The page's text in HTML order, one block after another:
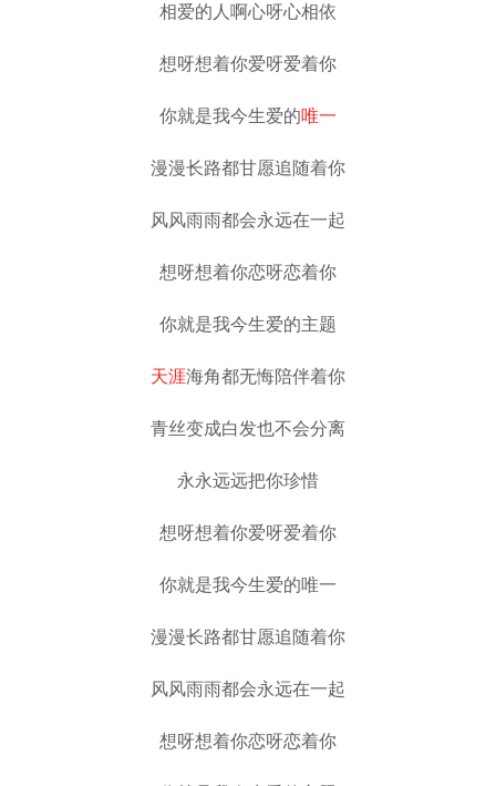
相爱的人啊心呀心相依
想呀想着你爱呀爱着你
你就是我今生爱的唯一
漫漫长路都甘愿追随着你
风风雨雨都会永远在一起
想呀想着你恋呀恋着你
你就是我今生爱的主题
天涯海角都无悔陪伴着你
青丝变成白发也不会分离
永永远远把你珍惜
想呀想着你爱呀爱着你
你就是我今生爱的唯一
漫漫长路都甘愿追随着你
风风雨雨都会永远在一起
想呀想着你恋呀恋着你